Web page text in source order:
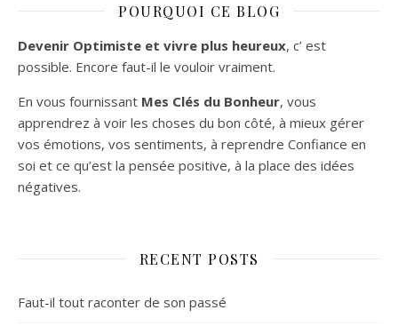
POURQUOI CE BLOG
Devenir Optimiste et vivre plus heureux, c’ est
possible. Encore faut-il le vouloir vraiment.
En vous fournissant Mes Clés du Bonheur, vous
apprendrez à voir les choses du bon côté, à mieux gérer
vos émotions, vos sentiments, à reprendre Confiance en
soi et ce qu’est la pensée positive, à la place des idées
négatives.
RECENT POSTS
Faut-il tout raconter de son passé